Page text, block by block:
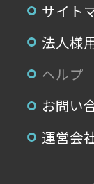
サイト
法人様
ヘルプ
お問い
運営会